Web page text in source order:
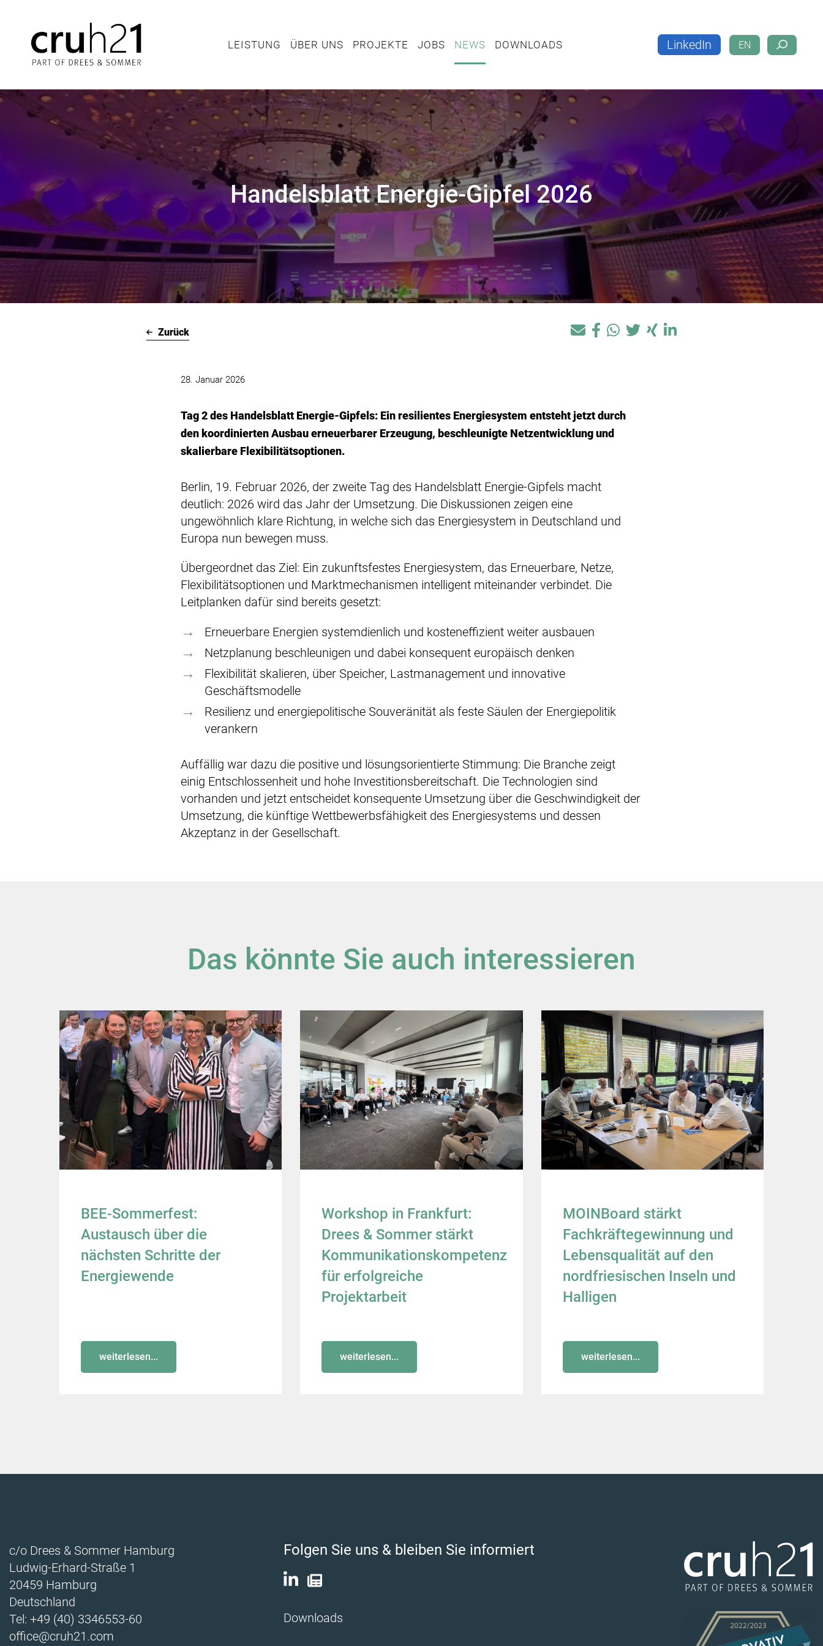
LEISTUNG ÜBER UNS PROJEKTE JOBS NEWS DOWNLOADS EN
LinkedIn
EN
LinkedIn
Handelsblatt Energie-Gipfel 2026
Zurück
28. Januar 2026
Tag 2 des Handelsblatt Energie-Gipfels: Ein resilientes Energiesystem entsteht jetzt durch
den koordinierten Ausbau erneuerbarer Erzeugung, beschleunigte Netzentwicklung und
skalierbare Flexibilitätsoptionen.
Berlin, 19. Februar 2026, der zweite Tag des Handelsblatt Energie-Gipfels macht
deutlich: 2026 wird das Jahr der Umsetzung. Die Diskussionen zeigen eine
ungewöhnlich klare Richtung, in welche sich das Energiesystem in Deutschland und
Europa nun bewegen muss.
Übergeordnet das Ziel: Ein zukunftsfestes Energiesystem, das Erneuerbare, Netze,
Flexibilitätsoptionen und Marktmechanismen intelligent miteinander verbindet. Die
Leitplanken dafür sind bereits gesetzt:
Erneuerbare Energien systemdienlich und kosteneffizient weiter ausbauen
Netzplanung beschleunigen und dabei konsequent europäisch denken
Flexibilität skalieren, über Speicher, Lastmanagement und innovative
Geschäftsmodelle
Resilienz und energiepolitische Souveränität als feste Säulen der Energiepolitik
verankern
Auffällig war dazu die positive und lösungsorientierte Stimmung: Die Branche zeigt
einig Entschlossenheit und hohe Investitionsbereitschaft. Die Technologien sind
vorhanden und jetzt entscheidet konsequente Umsetzung über die Geschwindigkeit der
Umsetzung, die künftige Wettbewerbsfähigkeit des Energiesystems und dessen
Akzeptanz in der Gesellschaft.
Das könnte Sie auch interessieren
BEE-Sommerfest:
Austausch über die
nächsten Schritte der
Energiewende
weiterlesen...
Workshop in Frankfurt:
Drees & Sommer stärkt
Kommunikationskompetenz
für erfolgreiche
Projektarbeit
weiterlesen...
MOINBoard stärkt
Fachkräftegewinnung und
Lebensqualität auf den
nordfriesischen Inseln und
Halligen
weiterlesen...
c/o Drees & Sommer Hamburg
Ludwig-Erhard-Straße 1
20459 Hamburg
Deutschland
Tel: +49 (40) 3346553-60
office@cruh21.com
Folgen Sie uns & bleiben Sie informiert
Downloads